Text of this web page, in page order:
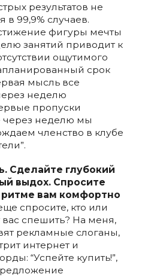
результатов не
в 99,9% случаев.
фигуры мечты
занятий приводит к
ощутимого
срок
мысль все
неделю
пропуски
через неделю мы
членство в клубе
Сделайте глубокий
выдох. Спросите
ритме вам комфортно
спросите, кто или
вас спешить? На меня,
рекламные слоганы,
интернет и
“Успейте купить!”,